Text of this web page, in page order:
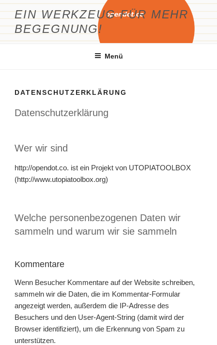
Zum
Inhalt
springen
EIN WERKZEUG FÜR MEHR
BEGEGNUNG!
Menü
DATENSCHUTZERKLÄRUNG
Datenschutzerklärung
Wer wir sind
http://opendot.co. ist ein Projekt von UTOPIATOOLBOX
(http://www.utopiatoolbox.org)
Welche personenbezogenen Daten wir
sammeln und warum wir sie sammeln
Kommentare
Wenn Besucher Kommentare auf der Website schreiben,
sammeln wir die Daten, die im Kommentar-Formular
angezeigt werden, außerdem die IP-Adresse des
Besuchers und den User-Agent-String (damit wird der
Browser identifiziert), um die Erkennung von Spam zu
unterstützen.